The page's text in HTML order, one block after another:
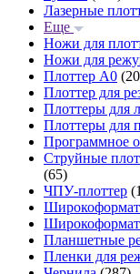
Лазерные
Еще
Ножи для
Ножи для
Плоттер А0
Плоттер для
Плоттеры для
Плоттеры для
Программное
Струйные
(65)
ЧПУ-плоттер
Планшетные
Пленки для